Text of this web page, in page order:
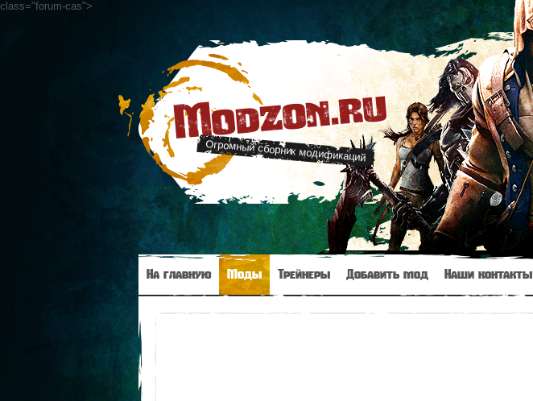
class="forum-cas">
Modzon.ru
Огромный сборник модификаций
На главную Моды Трейнеры Добавить мод Наши контакты